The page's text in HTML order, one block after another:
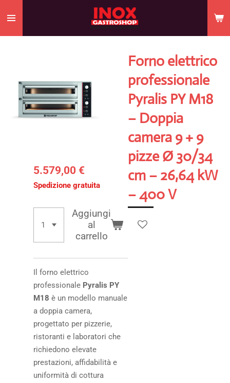
al
contenuto
Forno elettrico
professionale
Pyralis PY M18
– Doppia
camera 9 + 9
pizze Ø 30/34
cm – 26,64 kW
– 400 V
5.579,00 €
Spedizione gratuita
Aggiungi
al
carrello
Il forno elettrico
professionale Pyralis PY
M18 è un modello manuale
a doppia camera,
progettato per pizzerie,
ristoranti e laboratori che
richiedono elevate
prestazioni, affidabilità e
uniformità di cottura